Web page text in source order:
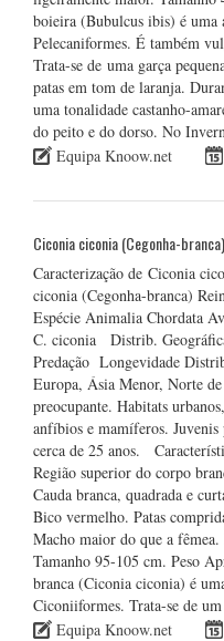
boieira (Bubulcus ibis) é uma
Pelecaniformes. É também
Trata-se de uma garça
patas em tom de laranja.
uma tonalidade castanho-
do peito e do dorso. No
Equipa Knoow.net
Ciconia ciconia (Cegonha-branca)
Caracterização de Ciconia
ciconia (Cegonha-branca)
Espécie Animalia Chordata
C. ciconia Distrib.
Predação Longevidade
Europa, Ásia Menor, Norte
preocupante. Habitats
anfíbios e mamíferos.
cerca de 25 anos.
Região superior do corpo
Cauda branca, quadrada e
Bico vermelho. Patas
Macho maior do que a
Tamanho 95-105 cm. Peso
branca (Ciconia ciconia) é
Ciconiiformes. Trata-se de
Equipa Knoow.net